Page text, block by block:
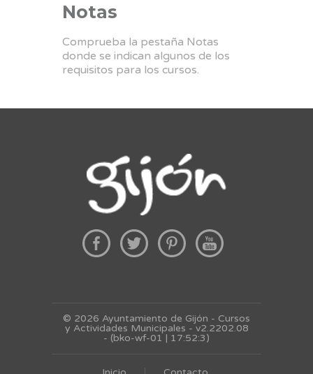
Notas
Comprueba la pestaña Notas
donde se indican algunos de los
requisitos para los cursos.
© 2026 Ayuntamiento de Gijón - Cursos
y Actividades Municipales - v2.2202.08
- (bko-wf-01 | 17:52:3)